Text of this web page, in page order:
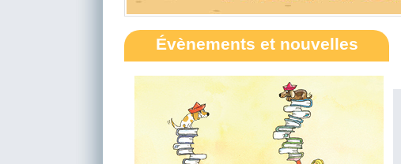
Évènements et nouvelles